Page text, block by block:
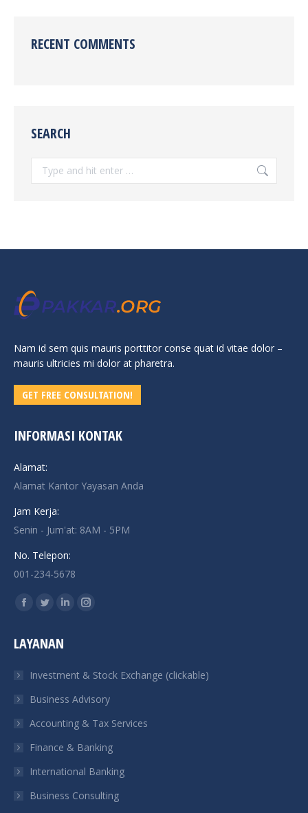
RECENT COMMENTS
SEARCH
Search:
Nam id sem quis mauris porttitor conse quat id vitae dolor –
mauris ultricies mi dolor at pharetra.
GET FREE CONSULTATION!
INFORMASI KONTAK
Alamat:
Alamat Kantor Yayasan Anda
Jam Kerja:
Senin - Jum'at: 8AM - 5PM
No. Telepon:
001-234-5678
Find us on:
Facebook
opens
new
window
Twitter
opens
new
window
Linkedin
new
window
Instagram
new
window
LAYANAN
Investment & Stock Exchange (clickable)
Business Advisory
Accounting & Tax Services
Finance & Banking
International Banking
Business Consulting